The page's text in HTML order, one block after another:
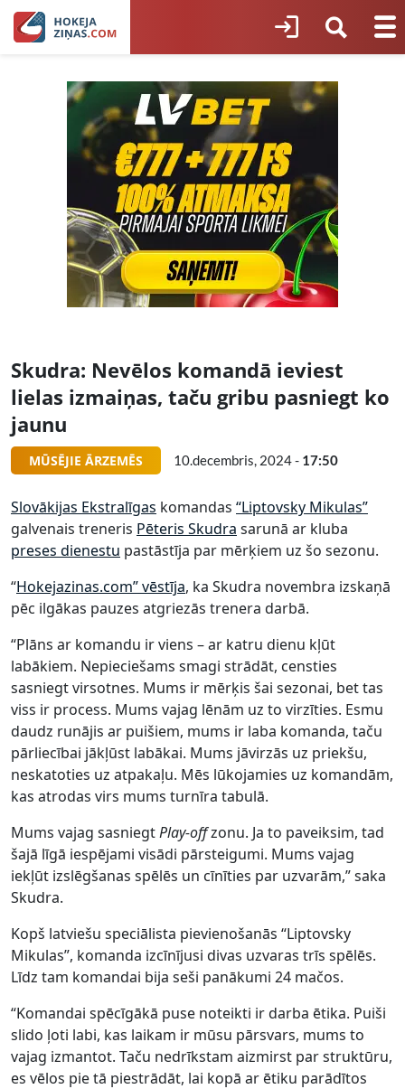
Skudra: Nevēlos komandā ieviest
lielas izmaiņas, taču gribu pasniegt ko
jaunu
MŪSĒJIE ĀRZEMĒS 10.decembris, 2024 - 17:50
Slovākijas Ekstralīgas komandas “Liptovsky Mikulas”
galvenais treneris Pēteris Skudra sarunā ar kluba
preses dienestu pastāstīja par mērķiem uz šo sezonu.
“Hokejazinas.com” vēstīja, ka Skudra novembra izskaņā
pēc ilgākas pauzes atgriezās trenera darbā.
“Plāns ar komandu ir viens – ar katru dienu kļūt
labākiem. Nepieciešams smagi strādāt, censties
sasniegt virsotnes. Mums ir mērķis šai sezonai, bet tas
viss ir process. Mums vajag lēnām uz to virzīties. Esmu
daudz runājis ar puišiem, mums ir laba komanda, taču
pārliecībai jākļūst labākai. Mums jāvirzās uz priekšu,
neskatoties uz atpakaļu. Mēs lūkojamies uz komandām,
kas atrodas virs mums turnīra tabulā.
Mums vajag sasniegtPlay-offzonu. Ja to paveiksim, tad
šajā līgā iespējami visādi pārsteigumi. Mums vajag
iekļūt izslēgšanas spēlēs un cīnīties par uzvarām,” saka
Skudra.
Kopš latviešu speciālista pievienošanās “Liptovsky
Mikulas”, komanda izcīnījusi divas uzvaras trīs spēlēs.
Līdz tam komandai bija seši panākumi 24 mačos.
“Komandai spēcīgākā puse noteikti ir darba ētika. Puiši
slido ļoti labi, kas laikam ir mūsu pārsvars, mums to
vajag izmantot. Taču nedrīkstam aizmirst par struktūru,
es vēlos pie tā piestrādāt, lai kopā ar ētiku parādītos